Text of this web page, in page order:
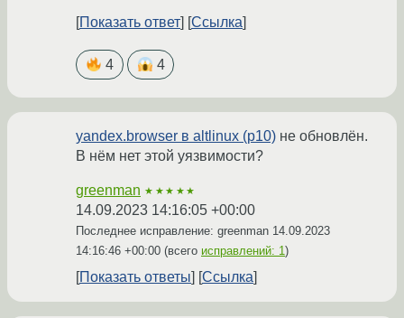
Показать ответ
Ссылка
4 4
yandex.browser в altlinux (p10) не обновлён.
В нём нет этой уязвимости?
greenman ★★★★★
14.09.2023 14:16:05 +00:00
Последнее исправление: greenman 14.09.2023
14:16:46 +00:00 (всего исправлений: 1)
Показать ответы Ссылка